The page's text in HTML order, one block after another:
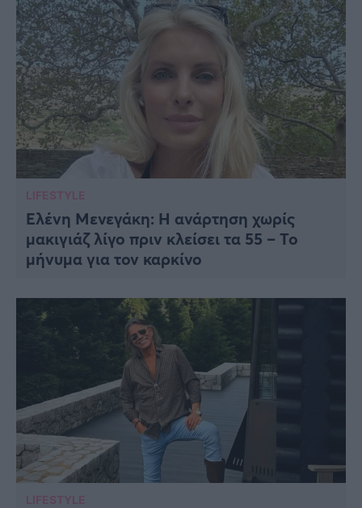
LIFESTYLE
Ελένη Μενεγάκη: Η ανάρτηση χωρίς
μακιγιάζ λίγο πριν κλείσει τα 55 – Το
μήνυμα για τον καρκίνο
LIFESTYLE